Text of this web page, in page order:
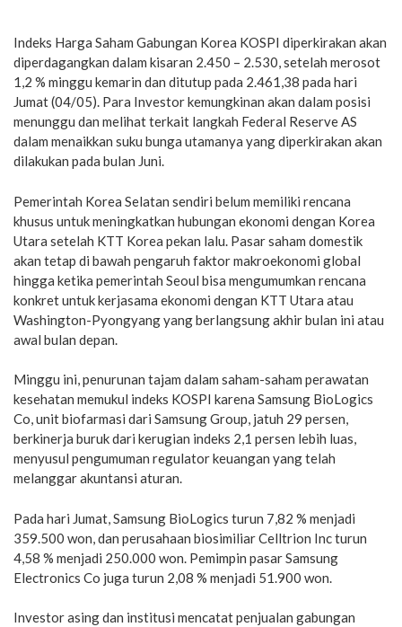
Indeks Harga Saham Gabungan Korea KOSPI diperkirakan akan
diperdagangkan dalam kisaran 2.450 – 2.530, setelah merosot
1,2 % minggu kemarin dan ditutup pada 2.461,38 pada hari
Jumat (04/05). Para Investor kemungkinan akan dalam posisi
menunggu dan melihat terkait langkah Federal Reserve AS
dalam menaikkan suku bunga utamanya yang diperkirakan akan
dilakukan pada bulan Juni.
Pemerintah Korea Selatan sendiri belum memiliki rencana
khusus untuk meningkatkan hubungan ekonomi dengan Korea
Utara setelah KTT Korea pekan lalu. Pasar saham domestik
akan tetap di bawah pengaruh faktor makroekonomi global
hingga ketika pemerintah Seoul bisa mengumumkan rencana
konkret untuk kerjasama ekonomi dengan KTT Utara atau
Washington-Pyongyang yang berlangsung akhir bulan ini atau
awal bulan depan.
Minggu ini, penurunan tajam dalam saham-saham perawatan
kesehatan memukul indeks KOSPI karena Samsung BioLogics
Co, unit biofarmasi dari Samsung Group, jatuh 29 persen,
berkinerja buruk dari kerugian indeks 2,1 persen lebih luas,
menyusul pengumuman regulator keuangan yang telah
melanggar akuntansi aturan.
Pada hari Jumat, Samsung BioLogics turun 7,82 % menjadi
359.500 won, dan perusahaan biosimiliar Celltrion Inc turun
4,58 % menjadi 250.000 won. Pemimpin pasar Samsung
Electronics Co juga turun 2,08 % menjadi 51.900 won.
Investor asing dan institusi mencatat penjualan gabungan